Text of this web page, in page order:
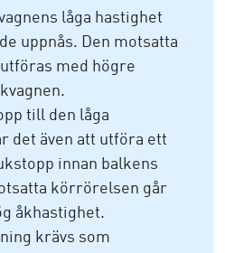
låga hastighet
uppnås. Den motsatta
med högre
till den låga
det även att utföra ett
innan balkens
körrörelsen går
åkhastighet.
krävs som